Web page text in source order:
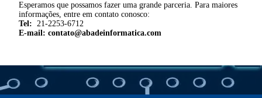
Esperamos que possamos fazer uma grande parceria. Para maiores
informações, entre em contato conosco:
Tel: 21-2253-6712
E-mail: contato@abadeinformatica.com